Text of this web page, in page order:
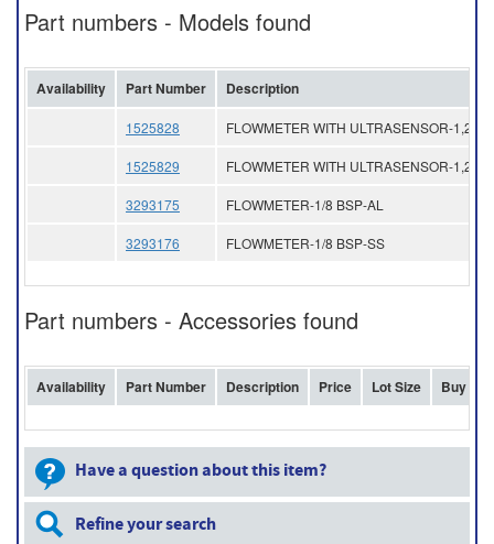
Part numbers - Models found
Availability Part Number Description
1525828 FLOWMETER WITH ULTRASENSOR-1,2CC
1525829 FLOWMETER WITH ULTRASENSOR-
3293175 FLOWMETER-1/8 BSP-AL
3293176 FLOWMETER-1/8 BSP-SS
Part numbers - Accessories found
Availability Part Number Description Price Lot Size Buy
Have a question about this item?
Refine your search